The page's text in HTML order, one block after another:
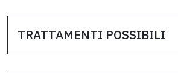
TRATTAMENTI POSSIBILI